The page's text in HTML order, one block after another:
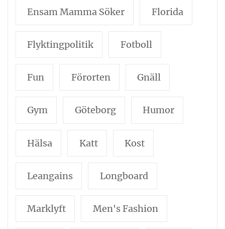
Ensam Mamma Söker Florida
Flyktingpolitik Fotboll
Fun Förorten Gnäll
Gym Göteborg Humor
Hälsa Katt Kost
Leangains Longboard
Marklyft Men's Fashion